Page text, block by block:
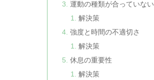
運動の種類が合っていない
解決策
強度と時間の不適切さ
解決策
休息の重要性
解決策